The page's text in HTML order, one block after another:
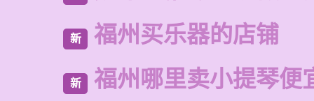
新 福州买乐器的店铺
新 福州哪里卖小提琴便